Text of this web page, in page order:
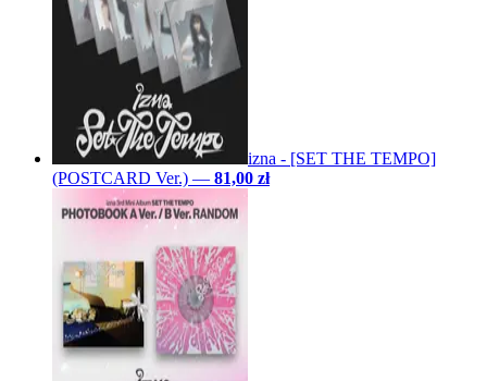
izna - [SET THE TEMPO]
(POSTCARD Ver.) — 81,00 zł